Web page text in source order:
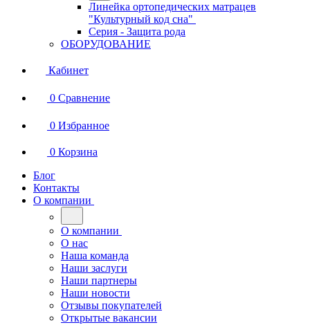
Линейка ортопедических матрацев
"Культурный код сна"
Серия - Защита рода
ОБОРУДОВАНИЕ
Кабинет
0 Сравнение
0 Избранное
0 Корзина
Блог
Контакты
О компании
О компании
О нас
Наша команда
Наши заслуги
Наши партнеры
Наши новости
Отзывы покупателей
Открытые вакансии